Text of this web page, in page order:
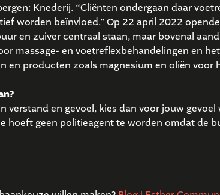
Knederij. “Cliënten ondergaan daar
worden beïnvloed.” Op 22 april 2022
en zuiver centraal staan, maar bovenal
massage- en voetreflexbehandelingen en
producten zoals magnesium en oliën voor
en gevoel, kies dan voor jouw
hoeft geen politieagent te worden omdat